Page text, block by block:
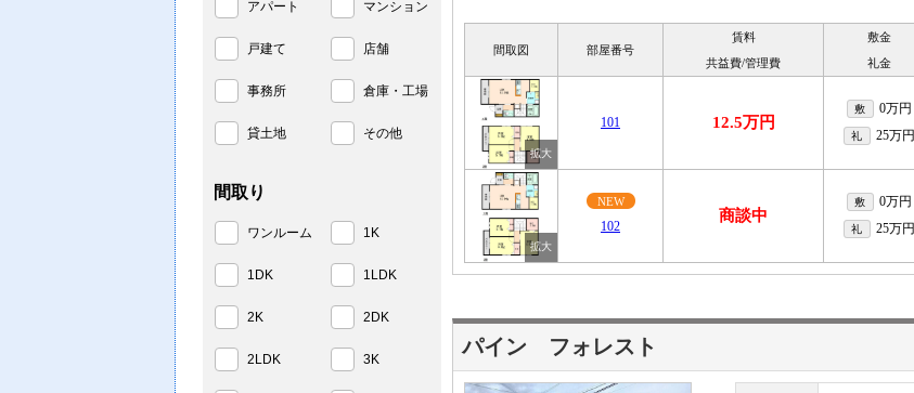
間取図 部屋番号
賃料
共益費/管理費
敷金
礼金
101 12.5万円
敷 0万円
礼 25万円
NEW
102
商談中
敷 0万円
礼 25万円
パイン フォレスト
アパート マンション
戸建て 店舗
事務所 倉庫・工場
貸土地 その他
間取り
ワンルーム 1K
1DK 1LDK
2K 2DK
2LDK 3K